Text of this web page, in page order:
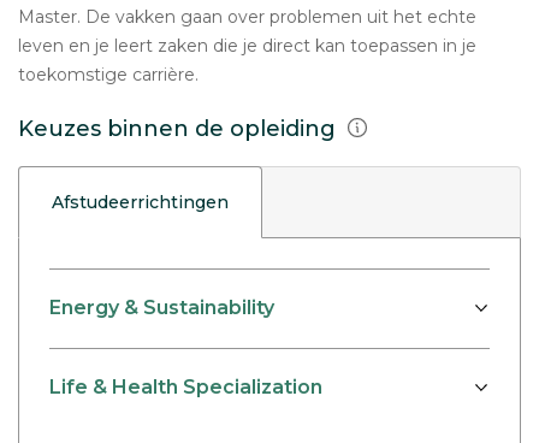
Master. De vakken gaan over problemen uit het echte
leven en je leert zaken die je direct kan toepassen in je
toekomstige carrière.
Keuzes binnen de opleiding
Afstudeerrichtingen
Energy & Sustainability
Life & Health Specialization